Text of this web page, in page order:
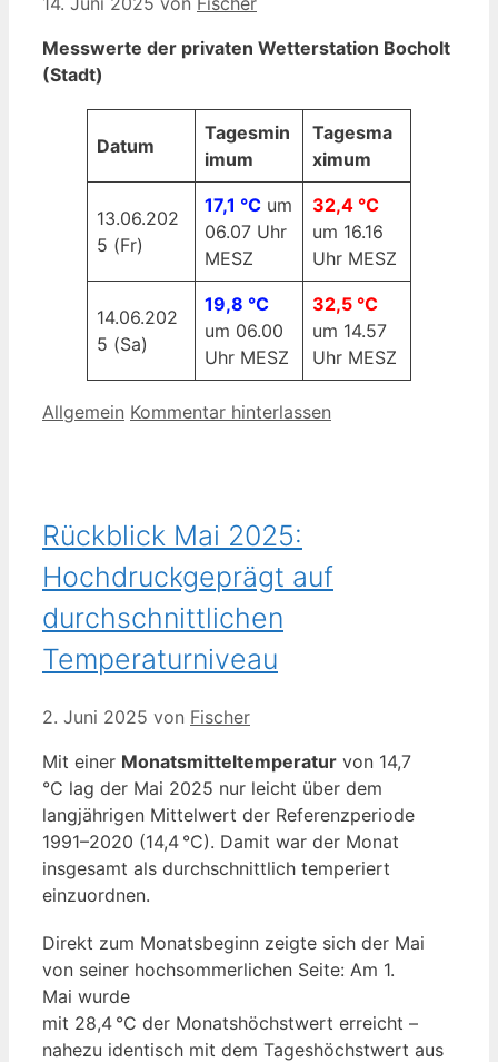
Messwerte der privaten Wetterstation Bocholt
(Stadt)
Datum
Tagesmin
imum
Tagesma
ximum
13.06.202
5 (Fr)
17,1 °C um
06.07 Uhr
MESZ
32,4 °C
um 16.16
Uhr MESZ
14.06.202
5 (Sa)
19,8 °C
um 06.00
Uhr MESZ
32,5 °C
um 14.57
Uhr MESZ
Kategorien
Allgemein Kommentar hinterlassen
Rückblick Mai 2025:
Hochdruckgeprägt auf
durchschnittlichen
Temperaturniveau
2. Juni 2025 von Fischer
Mit einer Monatsmitteltemperatur von 14,7
°C lag der Mai 2025 nur leicht über dem
langjährigen Mittelwert der Referenzperiode
1991–2020 (14,4 °C). Damit war der Monat
insgesamt als durchschnittlich temperiert
einzuordnen.
Direkt zum Monatsbeginn zeigte sich der Mai
von seiner hochsommerlichen Seite: Am 1.
Mai wurde
mit 28,4 °C der Monatshöchstwert erreicht –
nahezu identisch mit dem Tageshöchstwert aus